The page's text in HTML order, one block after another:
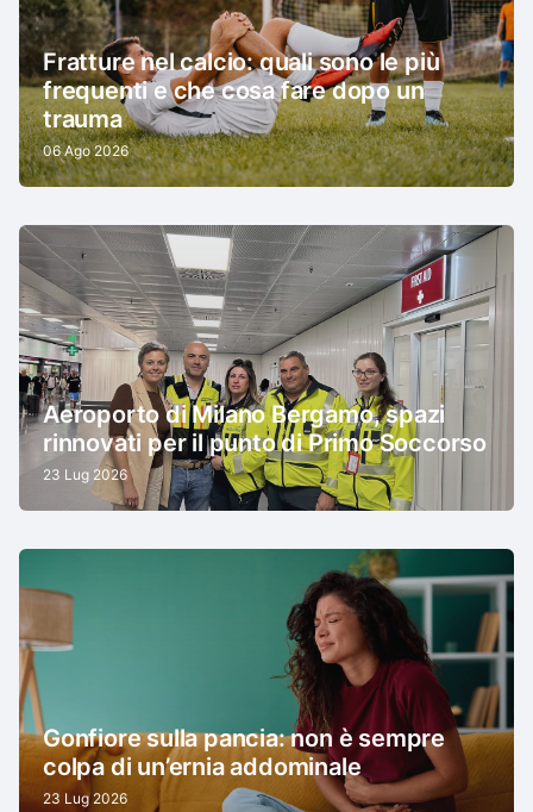
Fratture nel calcio: quali sono le più
frequenti e che cosa fare dopo un
trauma
06 Ago 2026
Aeroporto di Milano Bergamo, spazi
rinnovati per il punto di Primo Soccorso
23 Lug 2026
Gonfiore sulla pancia: non è sempre
colpa di un’ernia addominale
23 Lug 2026